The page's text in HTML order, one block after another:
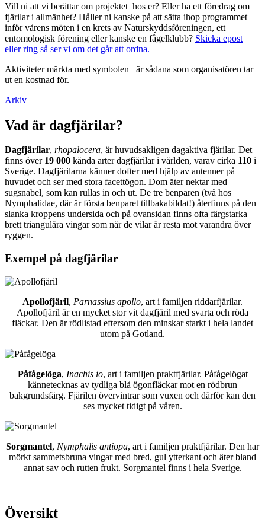
Vill ni att vi berättar om projektet hos er? Eller ha ett föredrag om
fjärilar i allmänhet? Håller ni kanske på att sätta ihop programmet
inför vårens möten i en krets av Naturskyddsföreningen, ett
entomologisk förening eller kanske en fågelklubb? Skicka epost
eller ring så ser vi om det går att ordna.
Aktiviteter märkta med symbolen
är sådana som organisatören tar
ut en kostnad för.
Arkiv
Vad är dagfjärilar?
Dagfjärilar, rhopalocera, är huvudsakligen dagaktiva fjärilar. Det
finns över 19 000 kända arter dagfjärilar i världen, varav cirka 110 i
Sverige. Dagfjärilarna känner dofter med hjälp av antenner på
huvudet och ser med stora facettögon. Dom äter nektar med
sugsnabel, som kan rullas in och ut. De tre benparen (två hos
Nymphalidae, där är första benparet tillbakabildat!) återfinns på den
slanka kroppens undersida och på ovansidan finns ofta färgstarka
brett triangulära vingar som när de vilar är resta mot varandra över
ryggen.
Exempel på dagfjärilar
Apollofjäril, Parnassius apollo, art i familjen riddarfjärilar.
Apollofjäril är en mycket stor vit dagfjäril med svarta och röda
fläckar. Den är rödlistad eftersom den minskar starkt i hela landet
utom på Gotland.
Påfågelöga, Inachis io, art i familjen praktfjärilar. Påfågelögat
kännetecknas av tydliga blå ögonfläckar mot en rödbrun
bakgrundsfärg. Fjärilen övervintrar som vuxen och därför kan den
ses mycket tidigt på våren.
Sorgmantel, Nymphalis antiopa, art i familjen praktfjärilar. Den har
mörkt sammetsbruna vingar med bred, gul ytterkant och äter bland
annat sav och rutten frukt. Sorgmantel finns i hela Sverige.
Översikt